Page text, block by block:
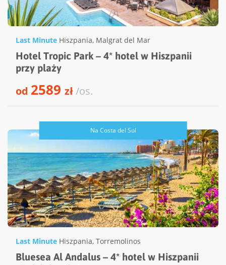
Last Minute Hiszpania, Malgrat del Mar
Hotel Tropic Park – 4* hotel w Hiszpanii
przy plaży
od 2589 zł/os.
Na Costa del Sol
Last Minute Hiszpania, Torremolinos
Bluesea Al Andalus – 4* hotel w Hiszpanii